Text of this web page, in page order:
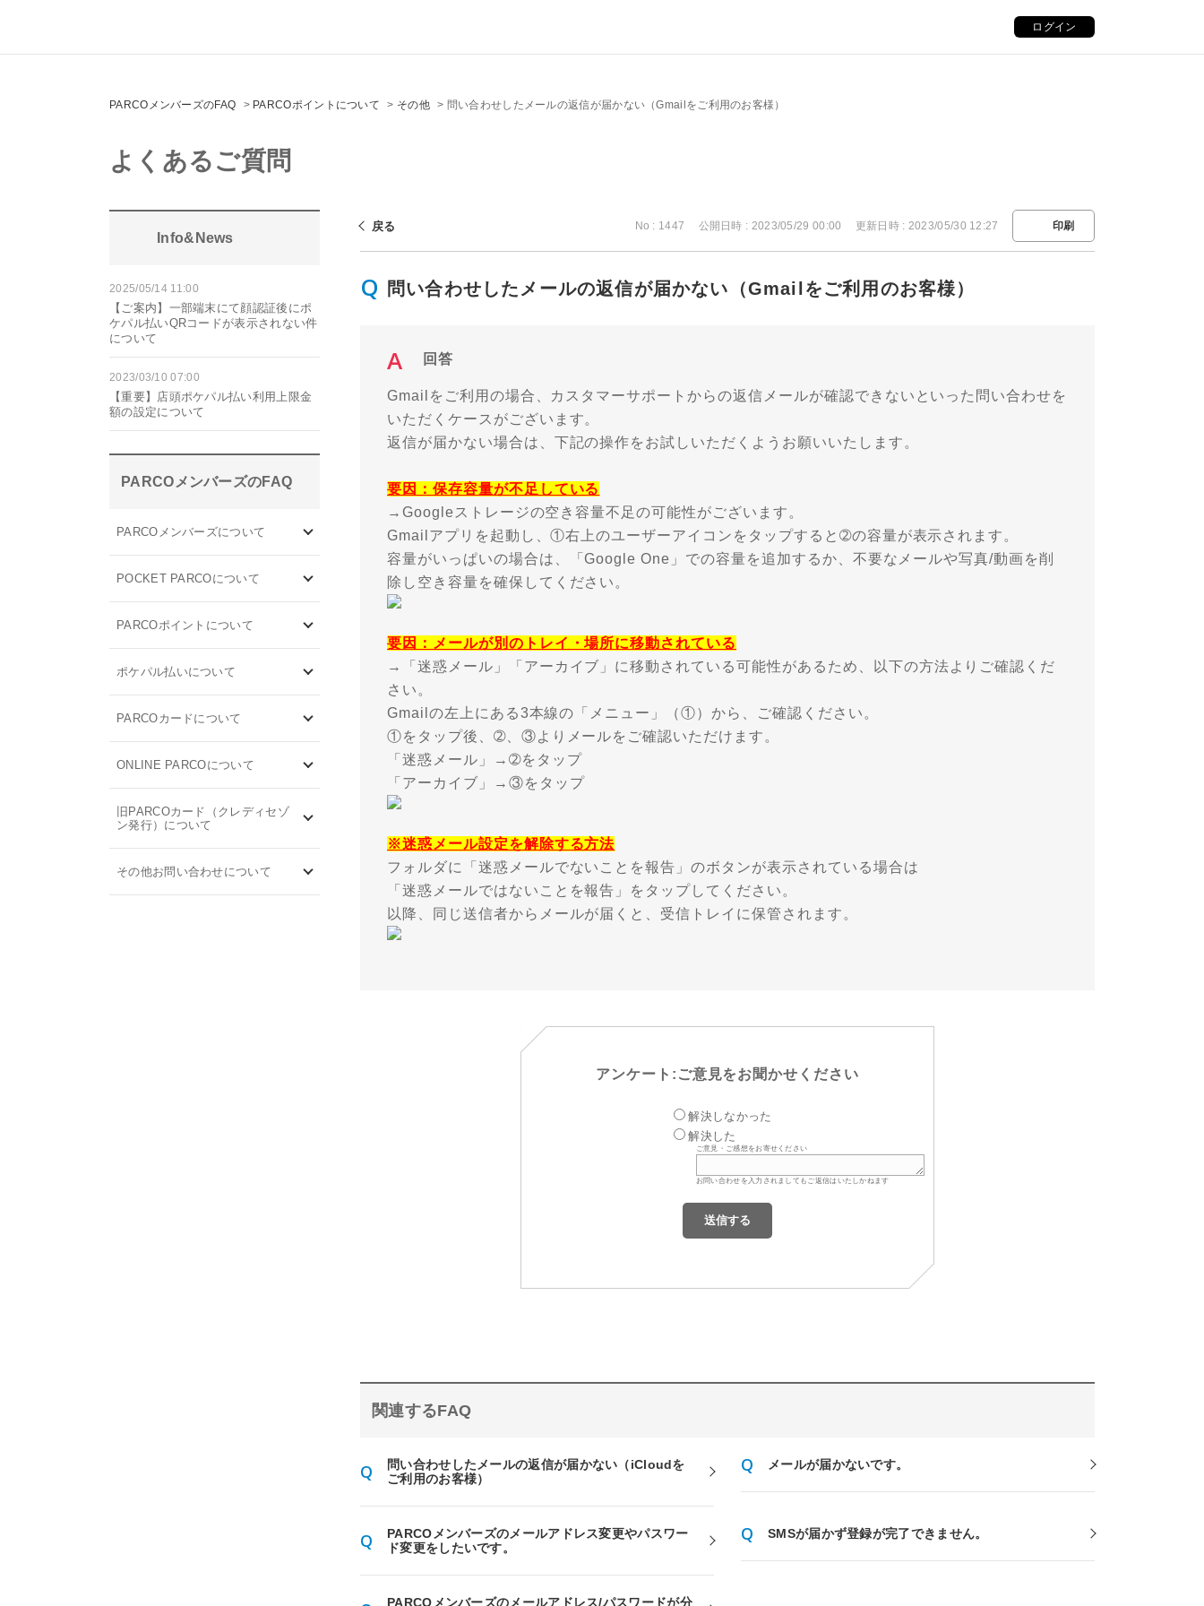
ログイン
PARCOメンバーズのFAQ > PARCOポイントについて > その他 > 問い合わせしたメールの返信が届かない（Gmailをご利用のお客様）
よくあるご質問
Info&News
2025/05/14 11:00
【ご案内】一部端末にて顔認証後にポ
ケパル払いQRコードが表示されない件
について
2023/03/10 07:00
【重要】店頭ポケパル払い利用上限金
額の設定について
PARCOメンバーズのFAQ
PARCOメンバーズについて
POCKET PARCOについて
PARCOポイントについて
ポケパル払いについて
PARCOカードについて
ONLINE PARCOについて
旧PARCOカード（クレディセゾ
ン発行）について
その他お問い合わせについて
戻る No : 1447 公開日時 : 2023/05/29 00:00 更新日時 : 2023/05/30 12:27 印刷
問い合わせしたメールの返信が届かない（Gmailをご利用のお客様）
回答
Gmailをご利用の場合、カスタマーサポートからの返信メールが確認できないといった問い合わせを
いただくケースがございます。
返信が届かない場合は、下記の操作をお試しいただくようお願いいたします。
要因：保存容量が不足している
→Googleストレージの空き容量不足の可能性がございます。
Gmailアプリを起動し、①右上のユーザーアイコンをタップすると➁の容量が表示されます。
容量がいっぱいの場合は、「Google One」での容量を追加するか、不要なメールや写真/動画を削
除し空き容量を確保してください。
要因：メールが別のトレイ・場所に移動されている
→「迷惑メール」「アーカイブ」に移動されている可能性があるため、以下の方法よりご確認くだ
さい。
Gmailの左上にある3本線の「メニュー」（①）から、ご確認ください。
①をタップ後、➁、③よりメールをご確認いただけます。
「迷惑メール」→➁をタップ
「アーカイブ」→③をタップ
※迷惑メール設定を解除する方法
フォルダに「迷惑メールでないことを報告」のボタンが表示されている場合は
「迷惑メールではないことを報告」をタップしてください。
以降、同じ送信者からメールが届くと、受信トレイに保管されます。
アンケート:ご意見をお聞かせください
解決しなかった
解決した
ご意見・ご感想をお寄せください
お問い合わせを入力されましてもご返信はいたしかねます
関連するFAQ
問い合わせしたメールの返信が届かない（iCloudを
ご利用のお客様）
メールが届かないです。
PARCOメンバーズのメールアドレス変更やパスワー
ド変更をしたいです。
SMSが届かず登録が完了できません。
PARCOメンバーズのメールアドレス/パスワードが分